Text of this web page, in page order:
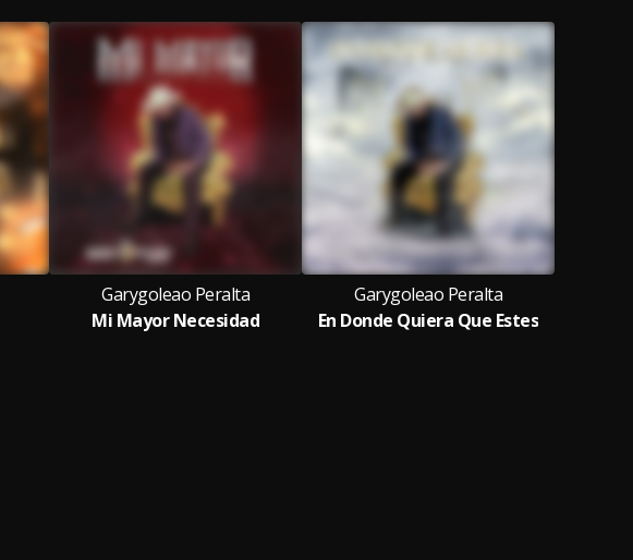
Garygoleao Peralta
Mi Mayor Necesidad
Garygoleao Peralta
En Donde Quiera Que Estes